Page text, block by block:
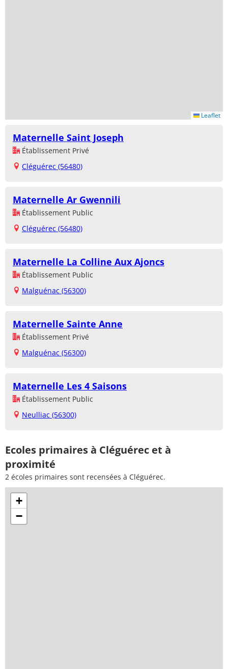
Leaflet
Maternelle Saint Joseph
Établissement Privé
Cléguérec (56480)
Maternelle Ar Gwennili
Établissement Public
Cléguérec (56480)
Maternelle La Colline Aux Ajoncs
Établissement Public
Malguénac (56300)
Maternelle Sainte Anne
Établissement Privé
Malguénac (56300)
Maternelle Les 4 Saisons
Établissement Public
Neulliac (56300)
Ecoles primaires à Cléguérec et à
proximité
2 écoles primaires sont recensées à Cléguérec.
+
−